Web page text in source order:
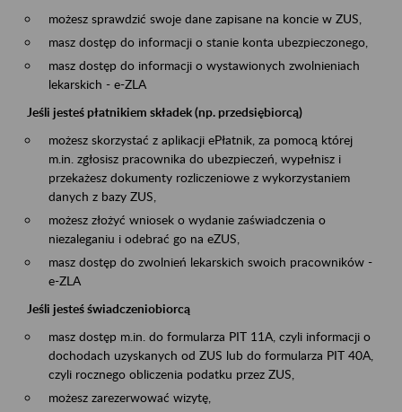
możesz sprawdzić swoje dane zapisane na koncie w ZUS,
masz dostęp do informacji o stanie konta ubezpieczonego,
masz dostęp do informacji o wystawionych zwolnieniach
lekarskich - e-ZLA
Jeśli jesteś płatnikiem składek (np. przedsiębiorcą)
możesz skorzystać z aplikacji ePłatnik, za pomocą której
m.in. zgłosisz pracownika do ubezpieczeń, wypełnisz i
przekażesz dokumenty rozliczeniowe z wykorzystaniem
danych z bazy ZUS,
możesz złożyć wniosek o wydanie zaświadczenia o
niezaleganiu i odebrać go na eZUS,
masz dostęp do zwolnień lekarskich swoich pracowników -
e-ZLA
Jeśli jesteś świadczeniobiorcą
masz dostęp m.in. do formularza PIT 11A, czyli informacji o
dochodach uzyskanych od ZUS lub do formularza PIT 40A,
czyli rocznego obliczenia podatku przez ZUS,
możesz zarezerwować wizytę,